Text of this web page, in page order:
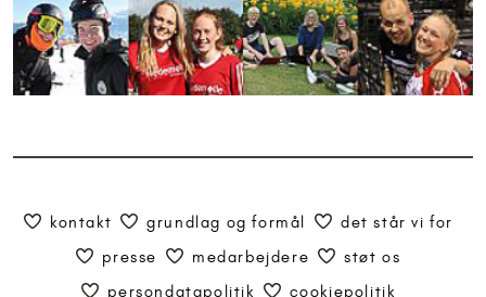
kontakt grundlag og formål
det står vi for
presse
medarbejdere
støt os
persondatapolitik
cookiepolitik